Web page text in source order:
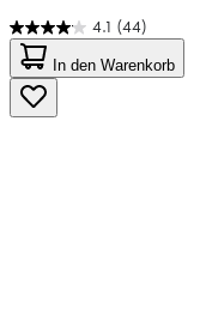
4.1 (44)
4.1
von
5
Sternen.
44
In den Warenkorb